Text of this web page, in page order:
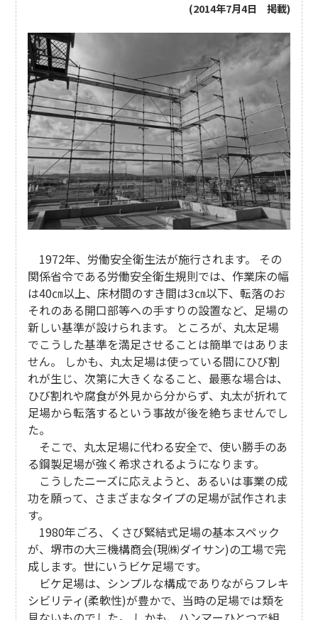
(2014年7月4日 掲載)
1972年、労働安全衛生法が施行されます。 その
関係省令である労働安全衛生規則では、作業床の幅
は40㎝以上、床材間のすき間は3㎝以下、転落のお
それのある開口部等への手すりの設置など、足場の
新しい基準が設けられます。 ところが、丸太足場
でこうした基準を満足させることは簡単ではありま
せん。 しかも、丸太足場は使っている間にひび割
れが生じ、次第に大きくなること、最悪な場合は、
ひび割れや腐食が外見から分からず、丸太が折れて
足場から転落するという事故が後を絶ちませんでし
た。
そこで、丸太足場に代わる安全で、使い勝手のあ
る鋼製足場が強く希求されるようになります。
こうしたニーズに応えようと、あるいは事業の成
功を願って、さまざまなタイプの足場が試作されま
す。
1980年ごろ、くさび緊結式足場の基本スペック
が、堺市の大三機構商会(現㈱ダイサン)の工場で完
成します。世にいうビケ足場です。
ビケ足場は、シンプルな構成でありながらフレキ
シビリティ(柔軟性)が豊かで、当時の足場では類を